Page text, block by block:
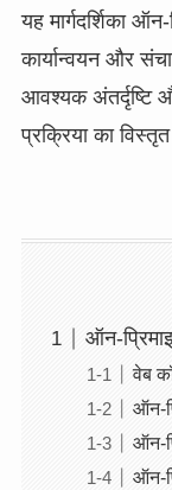
यह मार्गदर्शिका
कार्यान्वयन और
आवश्यक अंतर्दृष्टि
प्रक्रिया का
ऑन-
वेब
ऑन-
ऑन-
ऑन-